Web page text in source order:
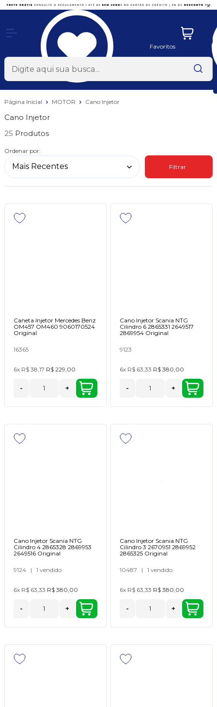
x
Favoritos
Página Inicial MOTOR Cano Injetor
Cano Injetor
25
Ordenar por:
Filtrar
Caneta Injetor Mercedes Benz
OM457 OM460 9060170524
Original
16365
6x R$ 38,17 R$ 229,00
- +
Cano Injetor Scania NTG
Cilindro 6 2865331 2649517
2869954 Original
9123
6x R$ 63,33 R$ 380,00
- +
Cano Injetor Scania NTG
Cilindro 4 2865328 2869953
2649516 Original
9124 | 1 vendido
6x R$ 63,33 R$ 380,00
- +
Cano Injetor Scania NTG
Cilindro 3 2670951 2869952
2865325 Original
10487 | 1 vendido
6x R$ 63,33 R$ 380,00
- +